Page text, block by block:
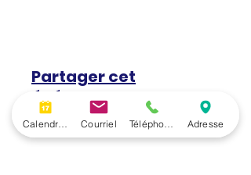
Partager cet
événement
Courriel Adresse